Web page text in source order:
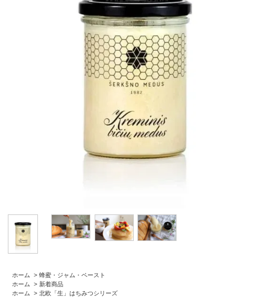
ホーム > 蜂蜜・ジャム・ペースト
ホーム
> 新着商品
ホーム
> 北欧「生」はちみつシリーズ